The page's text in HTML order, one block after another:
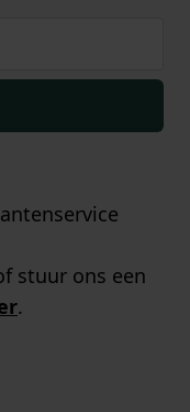
stuur ons een
.